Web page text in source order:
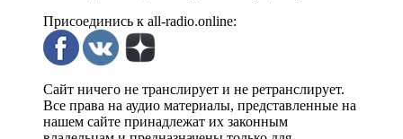
Присоединись к all-radio.online:
Сайт ничего не транслирует и не ретранслирует.
Все права на аудио материалы, представленные на
нашем сайте принадлежат их законным